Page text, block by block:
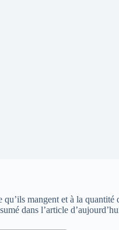
mangent et à la
dans l’article